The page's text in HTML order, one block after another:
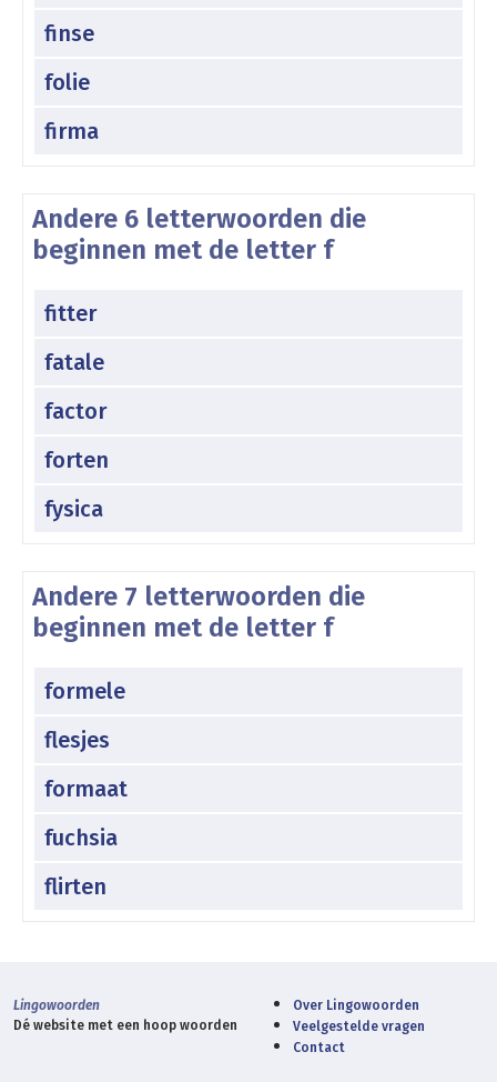
finse
folie
firma
Andere 6 letterwoorden die
beginnen met de letter f
fitter
fatale
factor
forten
fysica
Andere 7 letterwoorden die
beginnen met de letter f
formele
flesjes
formaat
fuchsia
flirten
Lingowoorden
Dé website met een hoop woorden
Over Lingowoorden
Veelgestelde vragen
Contact